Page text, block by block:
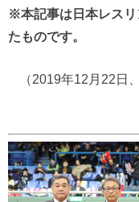
※本記事は日本レス
たものです。
（2019年12月22日